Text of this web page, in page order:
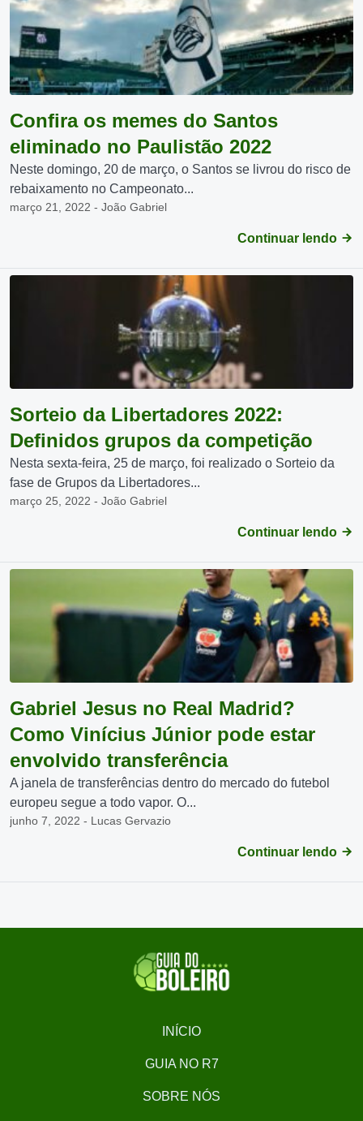
Confira os memes do Santos
eliminado no Paulistão 2022
Neste domingo, 20 de março, o Santos se livrou do risco de
rebaixamento no Campeonato...
março 21, 2022 - João Gabriel
Continuar lendo
Sorteio da Libertadores 2022:
Definidos grupos da competição
Nesta sexta-feira, 25 de março, foi realizado o Sorteio da
fase de Grupos da Libertadores...
março 25, 2022 - João Gabriel
Continuar lendo
Gabriel Jesus no Real Madrid?
Como Vinícius Júnior pode estar
envolvido transferência
A janela de transferências dentro do mercado do futebol
europeu segue a todo vapor. O...
junho 7, 2022 - Lucas Gervazio
Continuar lendo
INÍCIO
GUIA NO R7
SOBRE NÓS